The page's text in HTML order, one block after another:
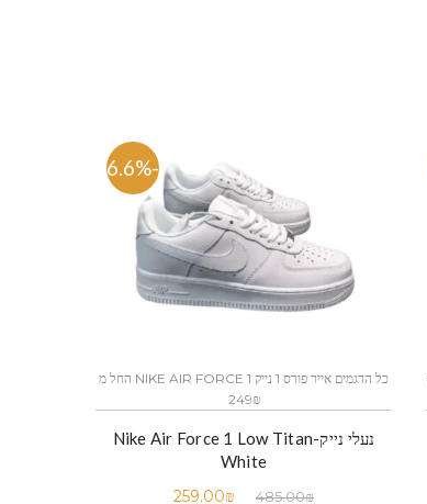
-46.6%
כל הדגמים אייר פורס 1 נייק NIKE AIR FORCE 1 החל מ
249₪
נעלי נייק-Nike Air Force 1 Low Titan
White
485.00₪
259.00₪